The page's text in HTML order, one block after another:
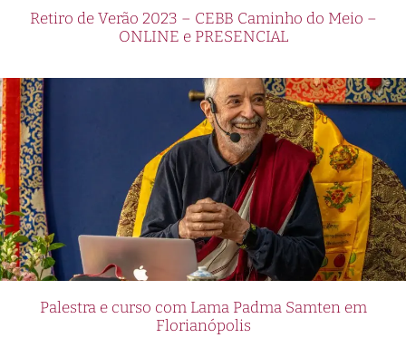
Retiro de Verão 2023 – CEBB Caminho do Meio –
ONLINE e PRESENCIAL
Palestra e curso com Lama Padma Samten em
Florianópolis